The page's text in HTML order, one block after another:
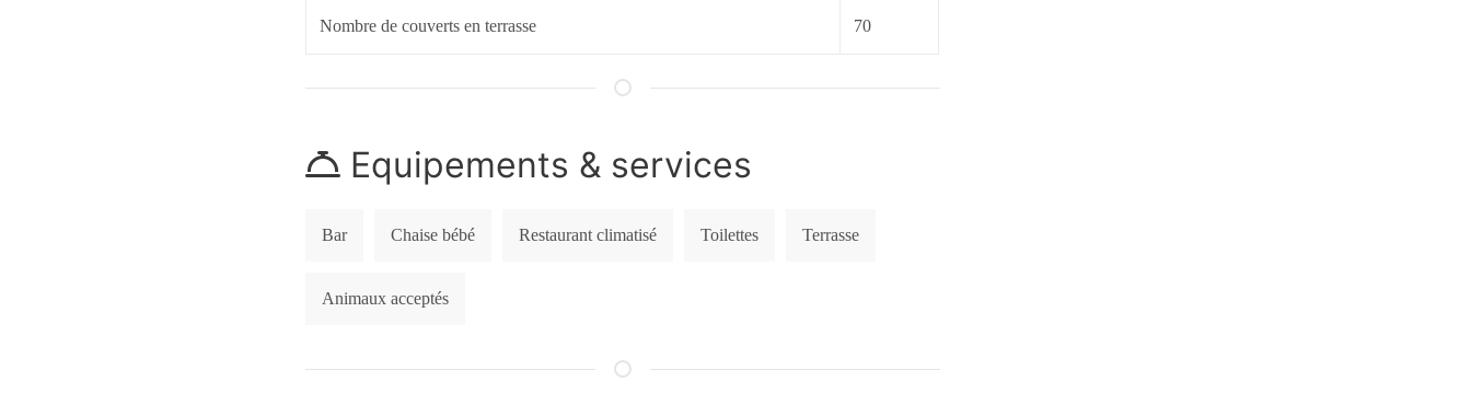
Nombre de couverts en terrasse 70
Equipements & services
Bar Chaise bébé Restaurant climatisé Toilettes Terrasse
Animaux acceptés